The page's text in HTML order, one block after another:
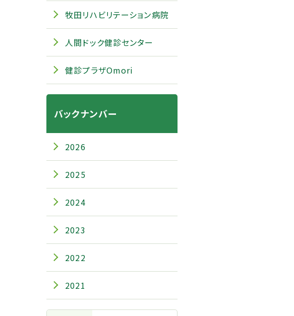
牧田リハビリテーション病院
人間ドック健診センター
健診プラザOmori
バックナンバー
2026
2025
2024
2023
2022
2021